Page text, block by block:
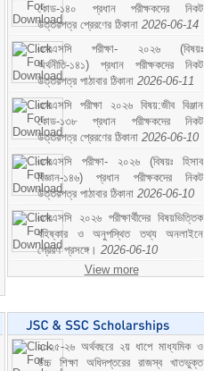
কোড-১৪০ প্রধান পরীক্ষকদের নিকট
উত্তরপত্র প্রেরণের ঠিকানা 2026-06-14
এসএসসি পরীক্ষা- ২০২৬ (বিষয়ঃ
অর্থনীতি-১৪১) প্রধান পরীক্ষকদের নিকট
উত্তরপত্র পাঠাবার ঠিকানা 2026-06-11
এসএসসি পরীক্ষা ২০২৬ বিষয়:জীব বিঞ্জান
কোড-১৩৮ প্রধান পরীক্ষকদের নিকট
উত্তরপত্র প্রেরণের ঠিকানা 2026-06-10
এসএসসি পরীক্ষা- ২০২৬ (বিষয়ঃ হিসাব
বিজ্ঞান-১৪৬) প্রধান পরীক্ষকদের নিকট
উত্তরপত্র পাঠাবার ঠিকানা 2026-06-10
এসএসসি ২০২৬ পরীক্ষার্থীদের বিষয়ভিত্তিক
বহিষ্কার ও অনুপস্থিত তথ্য অনলাইনে
প্রেরণ প্রসঙ্গে। 2026-06-10
View more
২০২৫-২৬ অর্থবছরে ২য় ধাপে মাধ্যমিক ও
উচ্চ শিক্ষা অধিদপ্তরের রাজস্ব খাতভুক্ত